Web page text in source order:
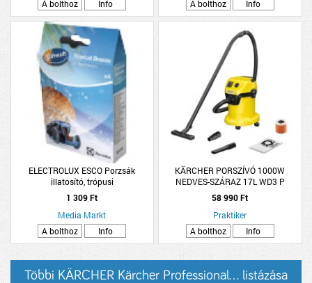
A bolthoz
Info
A bolthoz
Info
ELECTROLUX ESCO Porzsák
illatosító, trópusi
1 309 Ft
Media Markt
A bolthoz
Info
KÄRCHER PORSZÍVÓ 1000W
NEDVES-SZÁRAZ 17L WD3 P
58 990 Ft
Praktiker
A bolthoz
Info
Többi KÄRCHER Kärcher Professional... listázása